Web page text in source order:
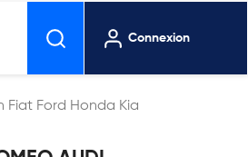
Connexion
Fiat Ford Honda Kia